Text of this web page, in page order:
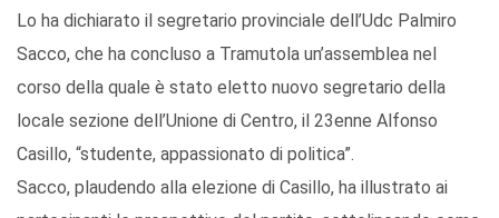
Lo ha dichiarato il segretario provinciale dell’Udc Palmiro
Sacco, che ha concluso a Tramutola un’assemblea nel
corso della quale è stato eletto nuovo segretario della
locale sezione dell’Unione di Centro, il 23enne Alfonso
Casillo, “studente, appassionato di politica”.
Sacco, plaudendo alla elezione di Casillo, ha illustrato ai